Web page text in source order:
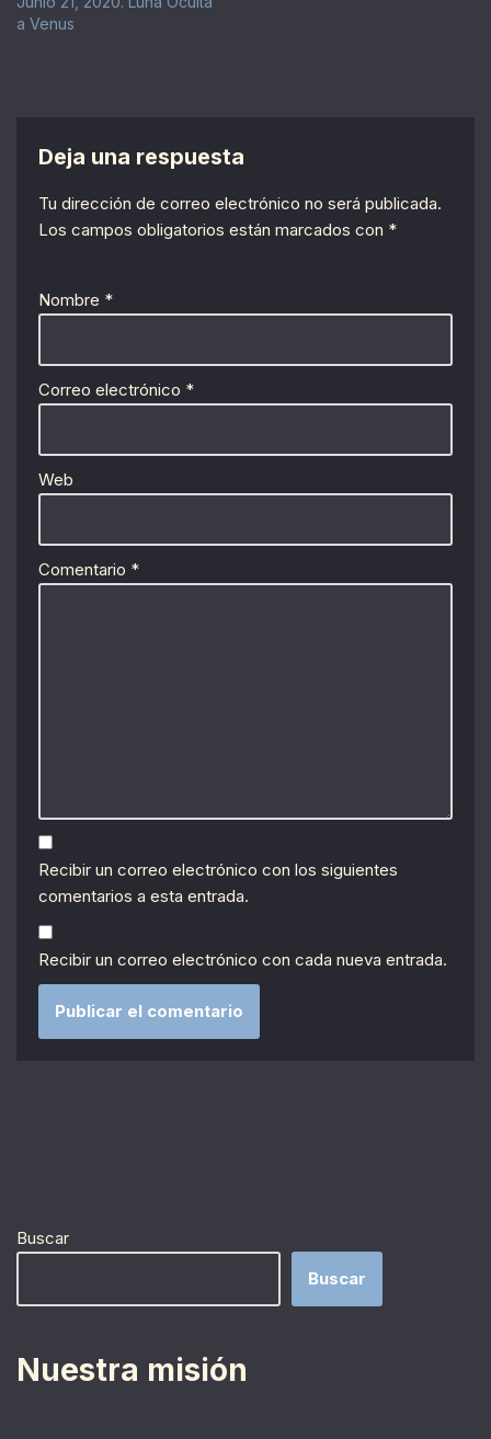
a Venus
Deja una respuesta
Tu dirección de correo electrónico no será publicada.
Los campos obligatorios están marcados con *
Nombre *
Correo electrónico *
Web
Comentario *
Recibir un correo electrónico con los siguientes
comentarios a esta entrada.
Recibir un correo electrónico con cada nueva entrada.
Buscar
Buscar
Nuestra misión